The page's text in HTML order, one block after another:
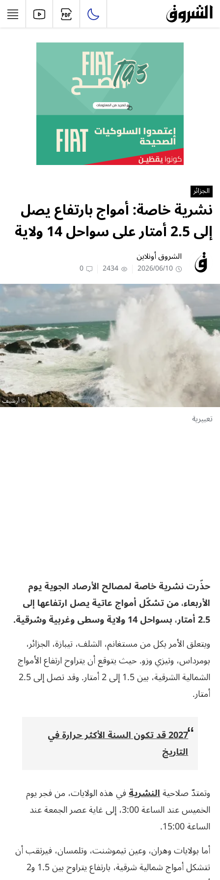
الجزائر
نشرية خاصة: أمواج بارتفاع يصل
إلى 2.5 أمتار على سواحل 14 ولاية
الشروق أونلاين
2026/06/10
2434
0
أرشيف
تعبيرية
حذّرت نشرية خاصة لمصالح الأرصاد الجوية يوم
الأربعاء، من تشكّل أمواج عاتية يصل ارتفاعها إلى
2.5 أمتار، بسواحل 14 ولاية وسطى وغربية وشرقية.
ويتعلق الأمر بكل من مستغانم، الشلف، تيبازة، الجزائر،
بومرداس، وتيزي وزو. حيث يتوقع أن يتراوح ارتفاع الأمواج
الشمالية الشرقية، بين 1.5 إلى 2 أمتار. وقد تصل إلى 2.5
أمتار.
2027 قد تكون السنة الأكثر حرارة في
التاريخ
وتمتدّ صلاحيةالنشريةفي هذه الولايات، من فجر يوم
الخميس عند الساعة 3:00، إلى غاية عصر الجمعة عند
الساعة 15:00.
أما بولايات وهران، وعين تيموشنت، وتلمسان، فيرتقب أن
تتشكل أمواج شمالية شرقية، بارتفاع يتراوح بين 1.5 و2